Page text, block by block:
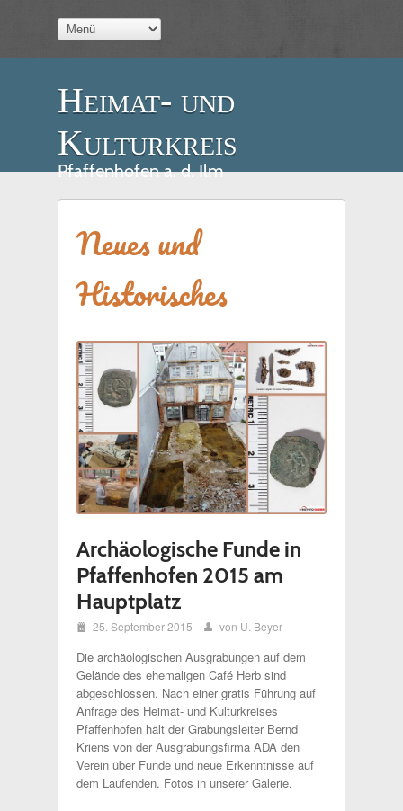
Heimat- und
Kulturkreis
Pfaffenhofen a. d. Ilm
Neues und
Historisches
Archäologische Funde in
Pfaffenhofen 2015 am
Hauptplatz
i 25. September 2015 x von U. Beyer
Die archäologischen Ausgrabungen auf dem
Gelände des ehemaligen Café Herb sind
abgeschlossen. Nach einer gratis Führung auf
Anfrage des Heimat- und Kulturkreises
Pfaffenhofen hält der Grabungsleiter Bernd
Kriens von der Ausgrabungsfirma ADA den
Verein über Funde und neue Erkenntnisse auf
dem Laufenden. Fotos in unserer Galerie.